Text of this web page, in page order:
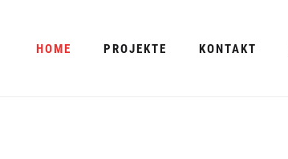
HOME PROJEKTE KONTAKT